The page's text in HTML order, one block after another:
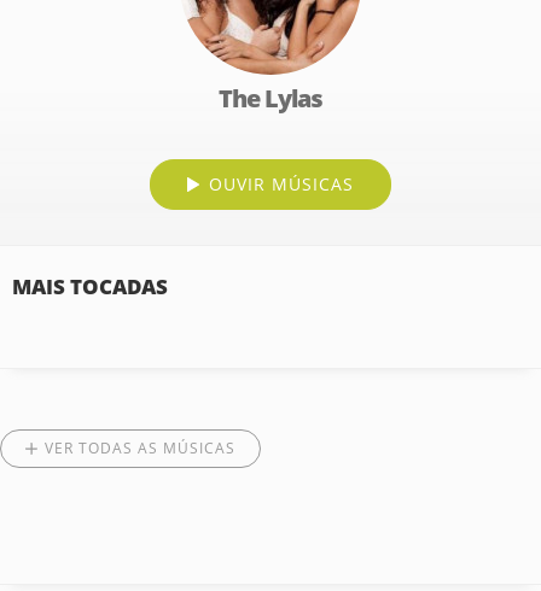
The Lylas
OUVIR MÚSICAS
MAIS TOCADAS
VER TODAS AS MÚSICAS